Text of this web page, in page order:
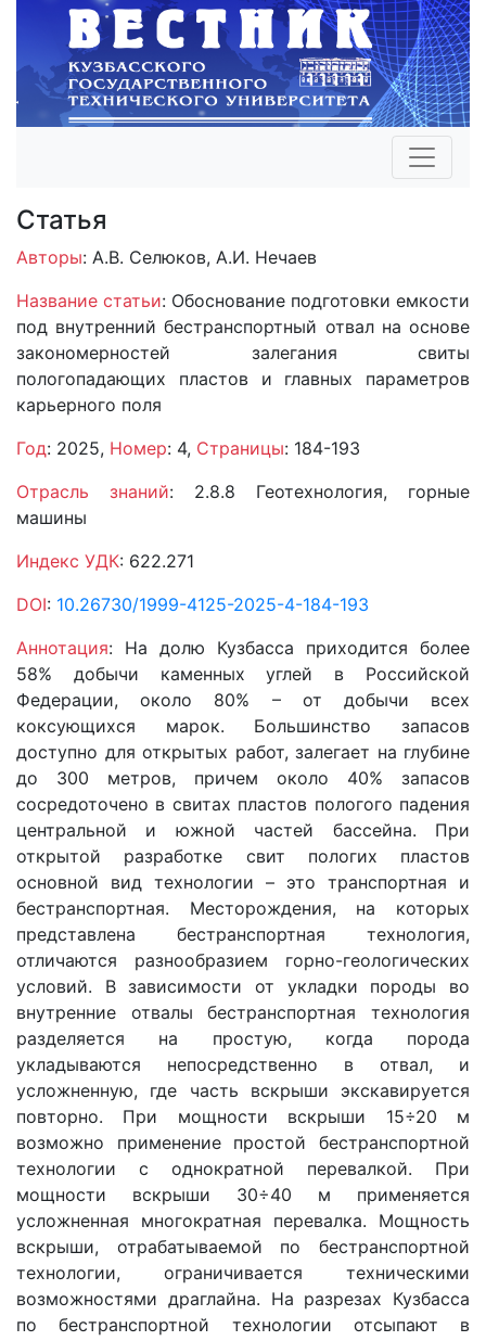
Статья
Авторы: А.В. Селюков, А.И. Нечаев
Название статьи: Обоснование подготовки емкости
под внутренний бестранспортный отвал на основе
закономерностей залегания свиты
пологопадающих пластов и главных параметров
карьерного поля
Год: 2025, Номер: 4, Страницы: 184-193
Отрасль знаний: 2.8.8 Геотехнология, горные
машины
Индекс УДК: 622.271
DOI: 10.26730/1999-4125-2025-4-184-193
Аннотация: На долю Кузбасса приходится более
58% добычи каменных углей в Российской
Федерации, около 80% – от добычи всех
коксующихся марок. Большинство запасов
доступно для открытых работ, залегает на глубине
до 300 метров, причем около 40% запасов
сосредоточено в свитах пластов пологого падения
центральной и южной частей бассейна. При
открытой разработке свит пологих пластов
основной вид технологии – это транспортная и
бестранспортная. Месторождения, на которых
представлена бестранспортная технология,
отличаются разнообразием горно-геологических
условий. В зависимости от укладки породы во
внутренние отвалы бестранспортная технология
разделяется на простую, когда порода
укладываются непосредственно в отвал, и
усложненную, где часть вскрыши экскавируется
повторно. При мощности вскрыши 15÷20 м
возможно применение простой бестранспортной
технологии с однократной перевалкой. При
мощности вскрыши 30÷40 м применяется
усложненная многократная перевалка. Мощность
вскрыши, отрабатываемой по бестранспортной
технологии, ограничивается техническими
возможностями драглайна. На разрезах Кузбасса
по бестранспортной технологии отсыпают в